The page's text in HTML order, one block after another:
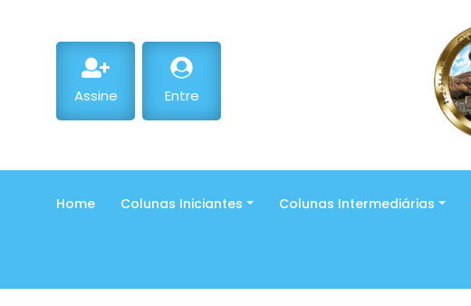
Assine Entre
Home Colunas Iniciantes Colunas Intermediárias